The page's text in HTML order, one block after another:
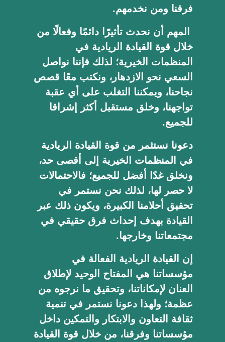
فرقنا ومن نخدمهم.
المهم أن نحدث تأثيرًا دائمًا وفعالًا من
خلال قوة القيادة الريادية في
المنظمات الخيرية؛ لذلك فإننا نواصل
السعي نحو الازدهار، ونكتب معًا قصص
نجاحنا، ويمكننا التغلب على أي عقبة
تواجهنا، وخلق مستقبل أكثر إشراقا
للجميع.
دعونا نستثمر من قوة القيادة الريادية
في المنظمات الخيرية إلى أقصى حد،
ونخلق غدًا أفضل للجميع؛ فالاحتمالات
لا حصر لها، لذلك نحن نستمر في
تحقيق أحلامنا الكبيرة، ويكون ذلك عبر
القيادة بهدف إحداث فرق حقيقي في
مجتمعاتنا وخارجها.
إن القيادة الريادية الفعالة في
مؤسساتنا هي المفتاح الوحيد لإطلاق
العنان لإمكاناتنا، وتحقيق ما نرجوه من
عظمة؛ ولهذا دعونا نستمر في تنمية
ثقافة التعاون والابتكار والتمكين داخل
مؤسساتنا وفرقنا، من خلال قوة القيادة